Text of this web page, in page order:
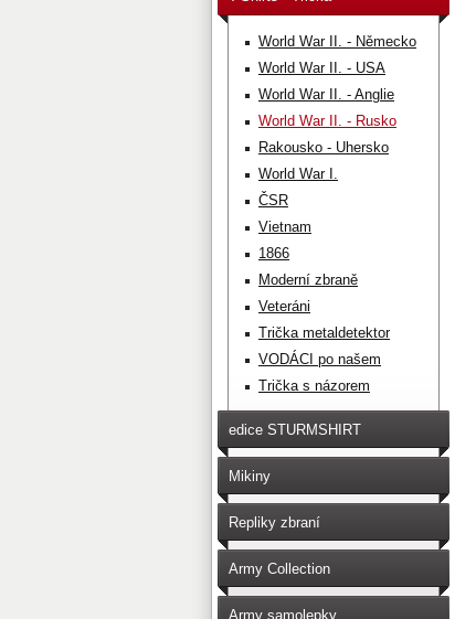
World War II. - Německo
World War II. - USA
World War II. - Anglie
World War II. - Rusko
Rakousko - Uhersko
World War I.
ČSR
Vietnam
1866
Moderní zbraně
Veteráni
Trička metaldetektor
VODÁCI po našem
Trička s názorem
edice STURMSHIRT
Mikiny
Repliky zbraní
Army Collection
Army samolepky